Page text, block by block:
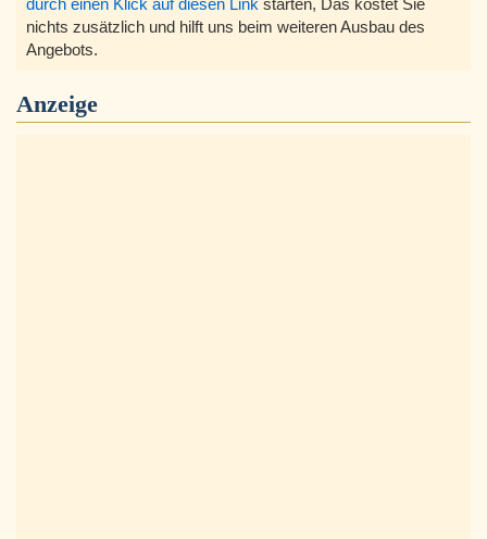
durch einen Klick auf diesen Link starten, Das kostet Sie
nichts zusätzlich und hilft uns beim weiteren Ausbau des
Angebots.
Anzeige